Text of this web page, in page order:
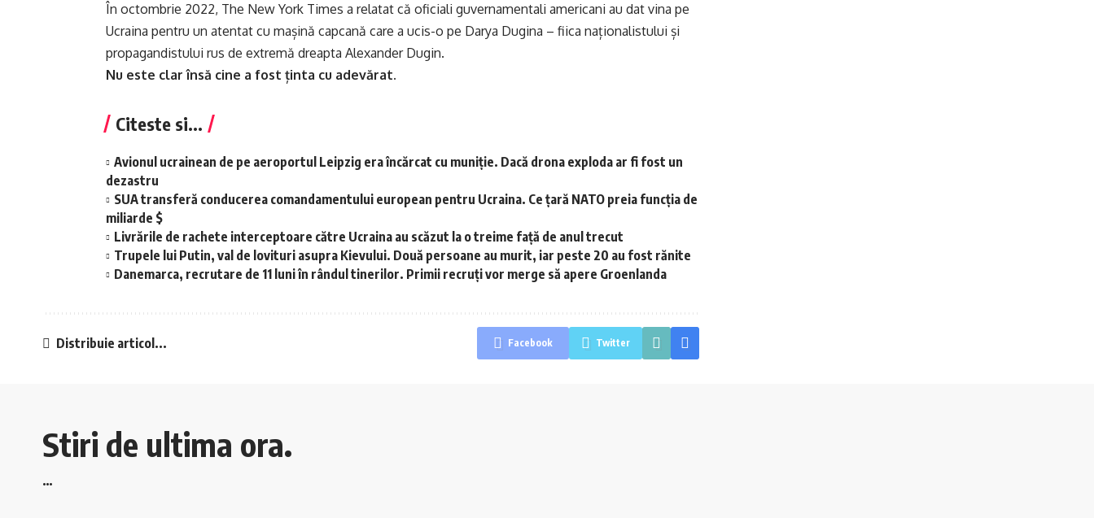
În octombrie 2022, The New York Times a relatat că oficiali guvernamentali americani au dat vina pe
Ucraina pentru un atentat cu mașină capcană care a ucis-o pe Darya Dugina – fiica naționalistului și
propagandistului rus de extremă dreapta Alexander Dugin.
Nu este clar însă cine a fost ținta cu adevărat.
Citeste si...
Avionul ucrainean de pe aeroportul Leipzig era încărcat cu muniție. Dacă drona exploda ar fi fost un
dezastru
SUA transferă conducerea comandamentului european pentru Ucraina. Ce țară NATO preia funcția de
miliarde $
Livrările de rachete interceptoare către Ucraina au scăzut la o treime față de anul trecut
Trupele lui Putin, val de lovituri asupra Kievului. Două persoane au murit, iar peste 20 au fost rănite
Danemarca, recrutare de 11 luni în rândul tinerilor. Primii recruți vor merge să apere Groenlanda
Distribuie articol... Facebook Twitter
Stiri de ultima ora.
…